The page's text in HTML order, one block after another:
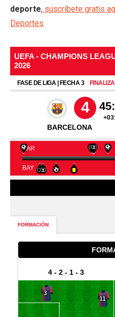
deporte, suscríbete gratis
Deportes